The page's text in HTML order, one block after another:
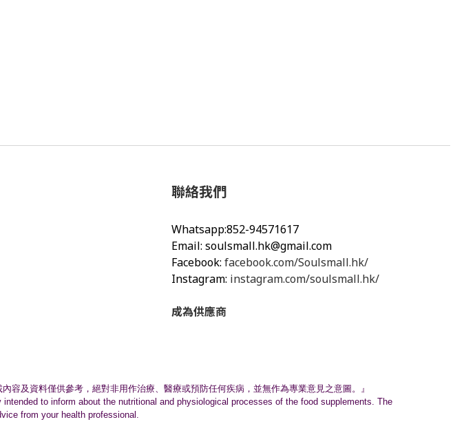
聯絡我們
Whatsapp:852-94571617
Email: soulsmall.hk@gmail.com
Facebook: facebook.com/Soulsmall.hk/
Instagram: instagram.com/soulsmall.hk/
成為供應商
容及資料僅供參考，絕對非用作治療、 醫療或預防任何疾病，並無作為專業意見之意圖。』
to inform about the nutritional and physiological processes of the food supplements. The
from your health professional.